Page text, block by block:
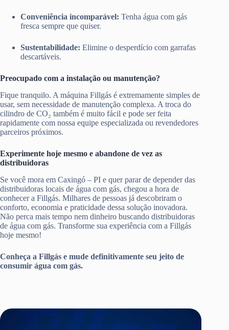
Conveniência incomparável: Tenha água com gás
fresca sempre que quiser.
Sustentabilidade: Elimine o desperdício com garrafas
descartáveis.
Preocupado com a instalação ou manutenção?
Fique tranquilo. A máquina Fillgás é extremamente simples de
usar, sem necessidade de manutenção complexa. A troca do
cilindro de CO₂ também é muito fácil e pode ser feita
rapidamente com nossa equipe especializada ou revendedores
parceiros próximos.
Experimente hoje mesmo e abandone de vez as
distribuidoras
Se você mora em Caxingó – PI e quer parar de depender das
distribuidoras locais de água com gás, chegou a hora de
conhecer a Fillgás. Milhares de pessoas já descobriram o
conforto, economia e praticidade dessa solução inovadora.
Não perca mais tempo nem dinheiro buscando distribuidoras
de água com gás. Transforme sua experiência com a Fillgás
hoje mesmo!
Conheça a Fillgás e mude definitivamente seu jeito de
consumir água com gás.